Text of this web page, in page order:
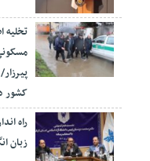
تخلیه
کشور در ۲۴
راه
زبان